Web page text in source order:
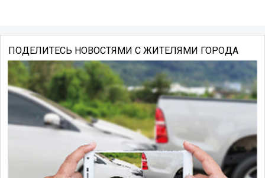
ПОДЕЛИТЕСЬ НОВОСТЯМИ С ЖИТЕЛЯМИ ГОРОДА